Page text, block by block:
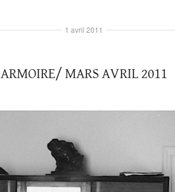
ARMOIRE/ MARS AVRIL 2011
1 avril 2011